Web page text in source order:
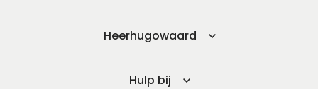
Heerhugowaard
Hulp bij